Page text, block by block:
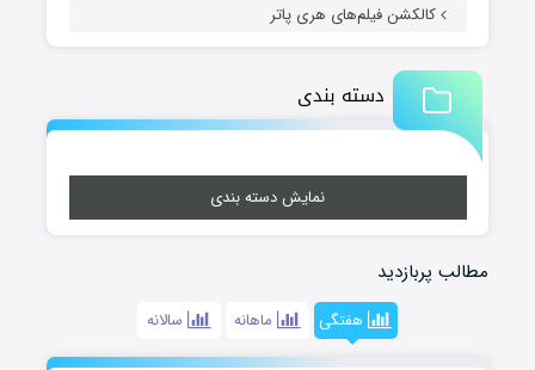
کالکشن فیلم‌های هری پاتر
دسته بندی
نمایش دسته بندی
مطالب پربازدید
هفتگی ماهانه سالانه